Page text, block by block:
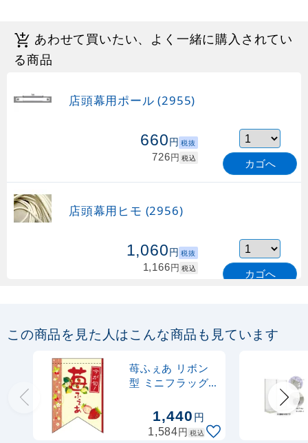
あわせて買いたい、よく一緒に購入されてい
る商品
店頭幕用ポール (2955)
660円 税抜
726円 税込 カゴへ
店頭幕用ヒモ (2956)
1,060円 税抜
1,166円 税込 カゴへ
1,000 円 税抜
1,100円 税込
この商品を見た人はこんな商品も見ています
苺ふぇあ リボン
型 ミニフラッグ
(61018)1,440円
1,584円 税込